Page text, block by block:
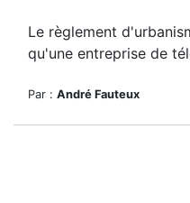
Le règlement
qu'une entreprise de
Par : André Fauteux